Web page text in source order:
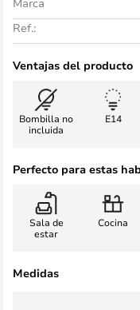
Ref.:
Ventajas del producto
Bombilla no
incluida
E14
Perfecto para estas
Sala de
estar
Cocina
Medidas